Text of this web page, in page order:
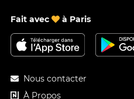
Fait avec à Paris
Nous contacter
À Propos